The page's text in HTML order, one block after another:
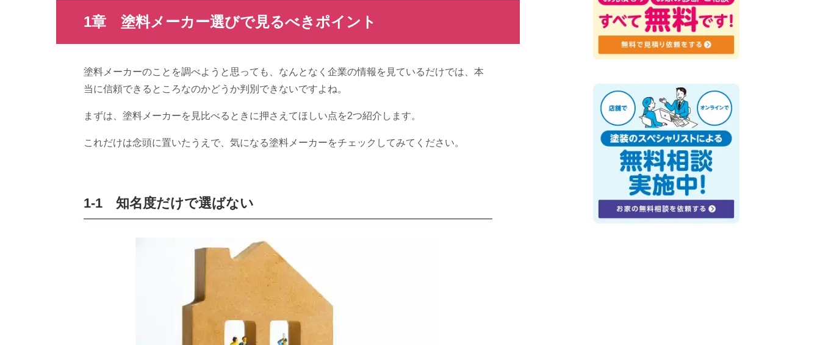
1章 塗料メーカー選びで見るべきポイント
塗料メーカーのことを調べようと思っても、なんとなく企業の情報を見ているだけでは、本
当に信頼できるところなのかどうか判別できないですよね。
まずは、塗料メーカーを見比べるときに押さえてほしい点を2つ紹介します。
これだけは念頭に置いたうえで、気になる塗料メーカーをチェックしてみてください。
1-1 知名度だけで選ばない